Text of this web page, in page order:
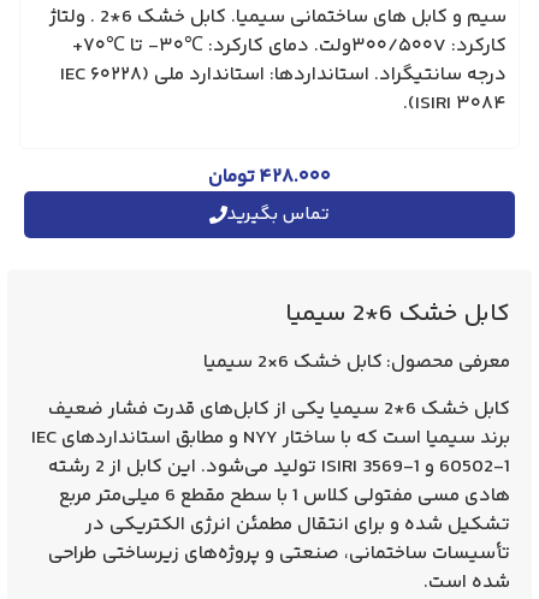
سیم و کابل ‌های ساختمانی سیمیا. کابل خشک 6*2 . ولتاژ
کارکرد: ۳۰۰/۵۰۰Vولت. دمای کارکرد: ℃۳۰- تا ℃۷۰+
درجه سانتیگراد. استانداردها: استاندارد ملی IEC ۶۰۲۲۸)
ISIRI ۳۰۸۴).
۴۲۸.۰۰۰تومان
تماس بگیرید
کابل خشک 6*2 سیمیا
معرفی محصول: کابل خشک 6×2 سیمیا
کابل خشک 6*2 سیمیا
یکی از کابل‌های قدرت فشار ضعیف
برند سیمیا است که با ساختارNYY و مطابق استانداردهای IEC
60502-1 و ISIRI 3569-1 تولید می‌شود. این کابل از
2 رشته
هادی مسی مفتولی کلاس 1 با سطح مقطع 6 میلی‌متر مربع
تشکیل شده و برای انتقال مطمئن انرژی الکتریکی در
تأسیسات ساختمانی، صنعتی و پروژه‌های زیرساختی طراحی
شده است.